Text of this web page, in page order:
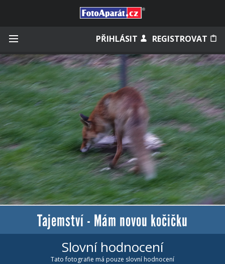
PŘIHLÁSIT REGISTROVAT
Zapamatovat
Zapomněli jste heslo?
Měli jste účet na starém webu?
Tajemství - Mám novou kočičku
Slovní hodnocení
Tato fotografie má pouze slovní hodnocení